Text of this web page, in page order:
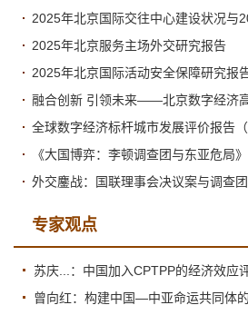
2025年北京国际交往中心建设状况与
2025年北京服务主场外交研究报告
2025年北京国际活动安全保障研究报
全球数字经济标杆城市发展评价报告（
《大国博弈：李顿调查团与东亚危局
外交鏖战：国联理事会决议案与调查
专家观点
苏庆...：中国加入CPTPP的经济效应
曾向红：构建中国—中亚命运共同体